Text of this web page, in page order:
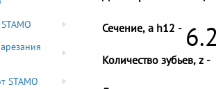
STAMO
Сечение, a h12 -
Количество зубьев, z -